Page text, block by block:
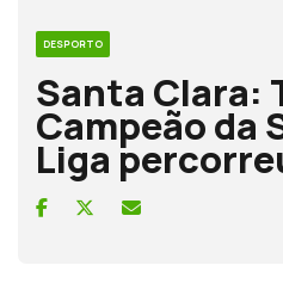
DESPORTO
Santa Clara:
Campeão da
Liga